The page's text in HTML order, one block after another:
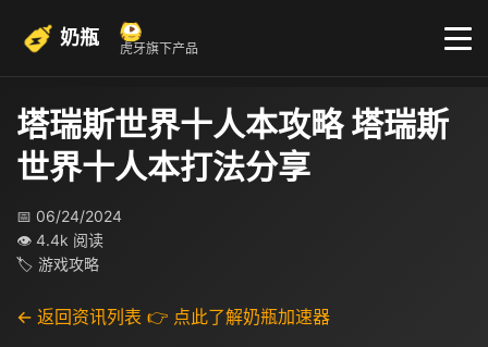
奶瓶 虎牙旗下产品
塔瑞斯世界十人本攻略 塔瑞斯
世界十人本打法分享
📅 06/24/2024
👁 4.4k 阅读
🏷 游戏攻略
← 返回资讯列表 👉 点此了解奶瓶加速器